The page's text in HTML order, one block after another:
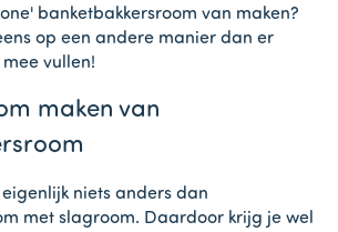
banketbakkersroom van maken?
op een andere manier dan er
vullen!
maken van
niets anders dan
met slagroom. Daardoor krijg je wel